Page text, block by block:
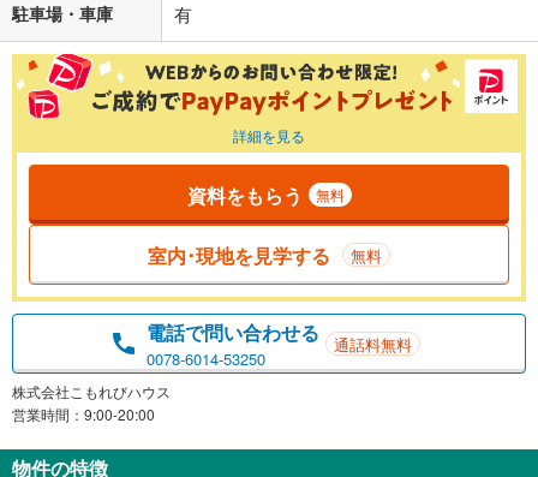
駐車場・車庫 有
詳細を見る
資料をもらう 無料
室内･現地を見学する 無料
電話で問い合わせる
0078-6014-53250
通話料無料
株式会社こもれびハウス
営業時間：9:00-20:00
物件の特徴